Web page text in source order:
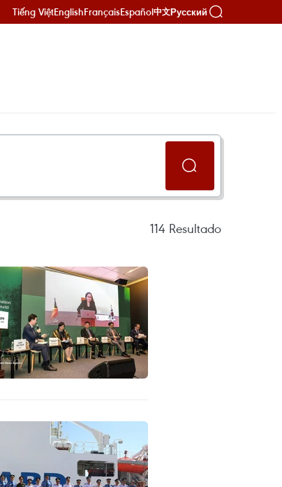
Tiếng ViệtEnglishFrançaisEspañol中文Русский
114 Resultado